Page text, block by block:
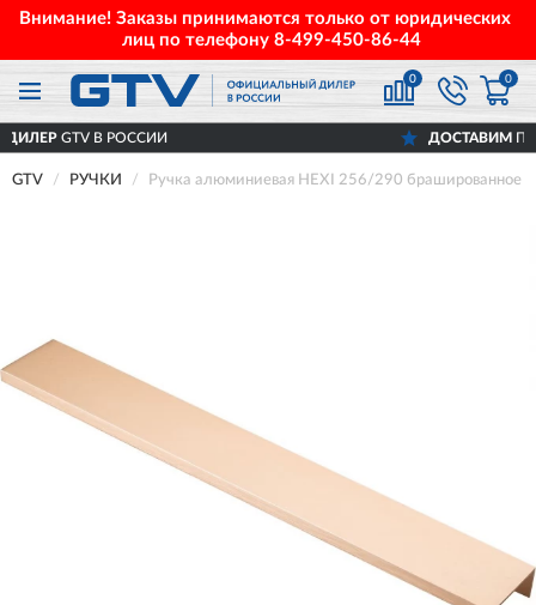
Внимание! Заказы принимаются только от юридических
лиц по телефону 8-499-450-86-44
0 0
В РОССИИ ДОСТАВИМПО ВСЕЙ
GTV РУЧКИ Ручка алюминиевая HEXI 256/290 брашированное